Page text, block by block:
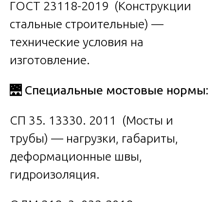
ГОСТ 23118-2019 (Конструкции
стальные строительные) —
технические условия на
изготовление.
🌉 Специальные мостовые нормы:
СП 35. 13330. 2011 (Мосты и
трубы) — нагрузки, габариты,
деформационные швы,
гидроизоляция.